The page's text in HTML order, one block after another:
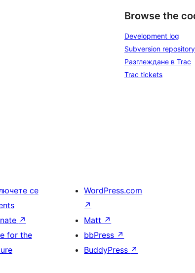
Browse the
Development log
Subversion repository
Разглеждане в Trac
Trac tickets
се
↗
for the
WordPress.com
↗
Matt ↗
bbPress ↗
BuddyPress ↗